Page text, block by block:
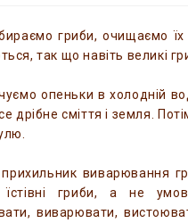
гриби, очищаємо
так що навіть великі
опеньки в холодній
дрібне сміття і земля.
виварювання
їстівні гриби, а не
виварювати,